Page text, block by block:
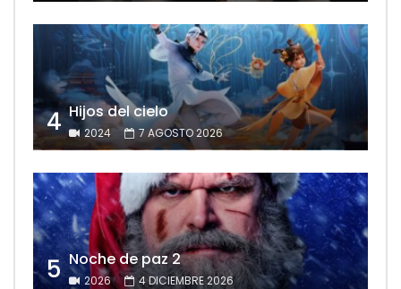
4 Hijos del cielo
2024 7 AGOSTO 2026
5 Noche de paz 2
2026 4 DICIEMBRE 2026